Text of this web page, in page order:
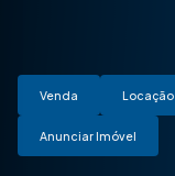
Venda Locação
Anunciar Imóvel